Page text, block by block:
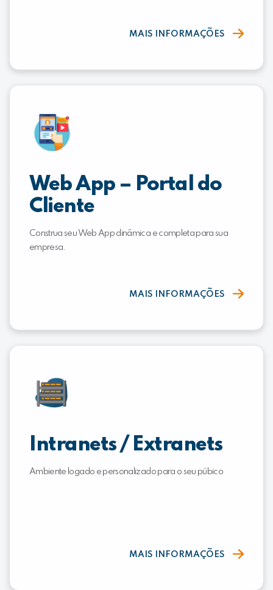
MAIS INFORMAÇÕES
Web App – Portal do
Cliente
Construa seu Web App dinâmica e completa para sua
empresa.
MAIS INFORMAÇÕES
Intranets / Extranets
Ambiente logado e personalizado para o seu púbico
MAIS INFORMAÇÕES